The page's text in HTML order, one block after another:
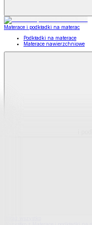
Materace i podkładki na materac
Podkładki na materace
Materace nawierzchniowe